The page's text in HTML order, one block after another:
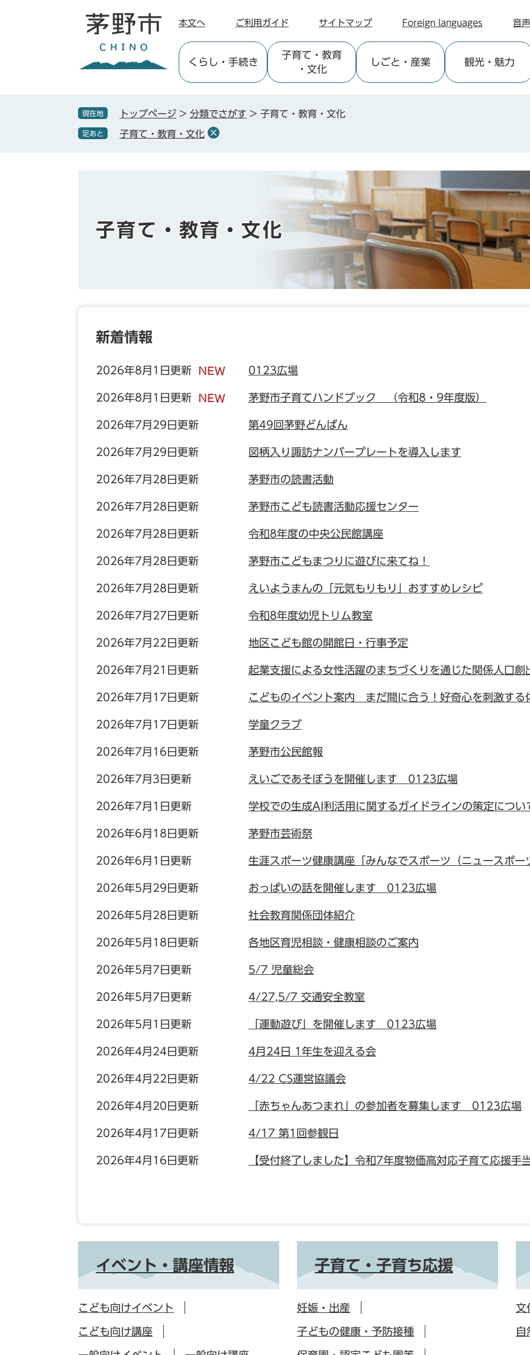
本文へ ご利用ガイド サイトマップ Foreign languages 音
くらし ・手続き
子育て ・教育
・文化
しごと ・産業 観光・魅力
現在地 トップページ > 分類でさがす > 子育て・教育・文化
足あと 子育て・教育・文化
子育て・教育・文化
新着情報
2026年8月1日更新 0123広場
2026年8月1日更新 茅野市子育てハンドブック （令和8・9年度版）
2026年7月29日更新 第49回茅野どんばん
2026年7月29日更新 図柄入り諏訪ナンバープレートを導入します
2026年7月28日更新 茅野市の読書活動
2026年7月28日更新 茅野市こども読書活動応援センター
2026年7月28日更新 令和8年度の中央公民館講座
2026年7月28日更新 茅野市こどもまつりに遊びに来てね！
2026年7月28日更新 えいようまんの「元気もりもり」おすすめレシピ
2026年7月27日更新 令和8年度幼児トリム教室
2026年7月22日更新 地区こども館の開館日・行事予定
2026年7月21日更新 起業支援による女性活躍のまちづくりを通じた関係人口創
2026年7月17日更新 こどものイベント案内 まだ間に合う！好奇心を刺激す
2026年7月17日更新 学童クラブ
2026年7月16日更新 茅野市公民館報
2026年7月3日更新 えいごであそぼうを開催します 0123広場
2026年7月1日更新 学校での生成AI利活用に関するガイドラインの策定につい
2026年6月18日更新 茅野市芸術祭
2026年6月1日更新 生涯スポーツ健康講座「みんなでスポーツ（ニュースポー
2026年5月29日更新 おっぱいの話を開催します 0123広場
2026年5月28日更新 社会教育関係団体紹介
2026年5月18日更新 各地区育児相談・健康相談のご案内
2026年5月7日更新 5/7 児童総会
2026年5月7日更新 4/27,5/7 交通安全教室
2026年5月1日更新 「運動遊び」を開催します 0123広場
2026年4月24日更新 4月24日 1年生を迎える会
2026年4月22日更新 4/22 CS運営協議会
2026年4月20日更新 「赤ちゃんあつまれ」の参加者を募集します 0123広場
2026年4月17日更新 4/17 第1回参観日
2026年4月16日更新 【受付終了しました】令和7年度物価高対応子育て応援手
イベント・講座情報
こども向けイベント
こども向け講座
子育て・子育ち応援
妊娠・出産
子どもの健康・予防接種
文
自